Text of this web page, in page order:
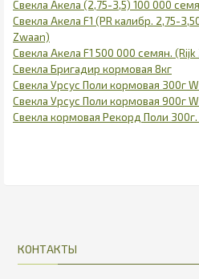
Свекла Акела (2,75-3,5) 100 000
Свекла Акела F1 (PR калибр. 2,75-
Zwaan)
Свекла Акела F1 500 000 семян. (Rijk
Свекла Бригадир кормовая 8кг
Свекла Урсус Поли кормовая 300г
Свекла Урсус Поли кормовая 900г
Свекла кормовая Рекорд Поли 300г.
КОНТАКТЫ